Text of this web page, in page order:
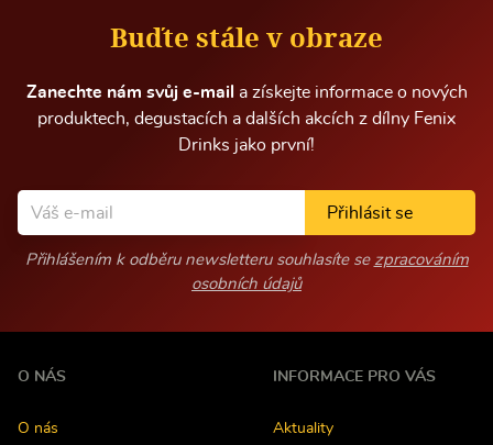
m
a
Buďte stále v obraze
Zanechte nám svůj e-mail
a získejte informace o nových
produktech, degustacích a dalších akcích z dílny Fenix
Drinks jako první!
Přihlásit se
Přihlášením k odběru newsletteru souhlasíte se zpracováním
osobních údajů
O NÁS
O nás
INFORMACE PRO VÁS
Aktuality